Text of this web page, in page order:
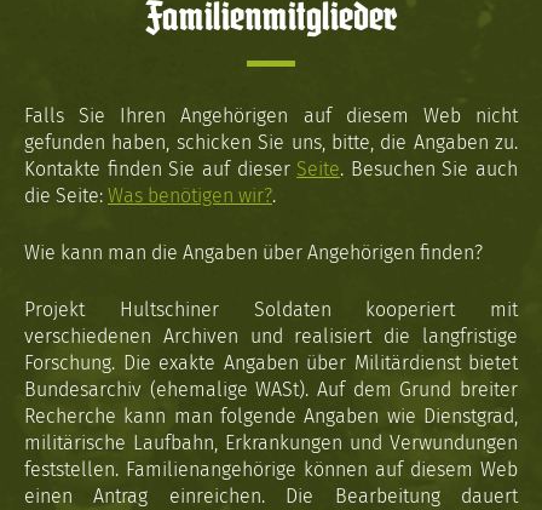
Familienmitglieder
Falls Sie Ihren Angehörigen auf diesem Web nicht
gefunden haben, schicken Sie uns, bitte, die Angaben zu.
Kontakte finden Sie auf dieser Seite. Besuchen Sie auch
die Seite: Was benötigen wir?.
Wie kann man die Angaben über Angehörigen finden?
Projekt Hultschiner Soldaten kooperiert mit
verschiedenen Archiven und realisiert die langfristige
Forschung. Die exakte Angaben über Militärdienst bietet
Bundesarchiv (ehemalige WASt). Auf dem Grund breiter
Recherche kann man folgende Angaben wie Dienstgrad,
militärische Laufbahn, Erkrankungen und Verwundungen
feststellen. Familienangehörige können auf diesem Web
einen Antrag einreichen. Die Bearbeitung dauert